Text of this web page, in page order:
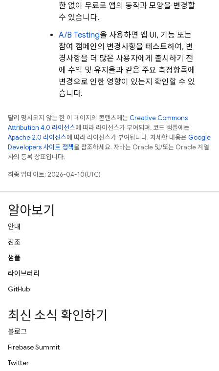
한 없이 무료로 앱의 동작과 모양을 변경할
수 있습니다.
A/B Testing을 사용하면 앱 UI, 기능 또는
참여 캠페인의 변경사항을 테스트하여, 변
경사항을 더 많은 사용자에게 출시하기 전
에 수익 및 유지율과 같은 주요 측정항목에
변경으로 인한 영향이 있는지 확인할 수 있
습니다.
달리 명시되지 않는 한 이 페이지의 콘텐츠에는 Creative Commons
Attribution 4.0 라이선스에 따라 라이선스가 부여되며, 코드 샘플에는
Apache 2.0 라이선스에 따라 라이선스가 부여됩니다. 자세한 내용은 Google
Developers 사이트 정책을 참조하세요. 자바는 Oracle 및/또는 Oracle 계열
사의 등록 상표입니다.
최종 업데이트: 2026-04-10(UTC)
알아보기
안내
참조
샘플
라이브러리
GitHub
최신 소식 확인하기
블로그
Firebase Summit
Twitter